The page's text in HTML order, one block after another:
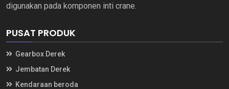
digunakan pada komponen inti crane.
PUSAT PRODUK
Gearbox Derek
Jembatan Derek
Kendaraan beroda